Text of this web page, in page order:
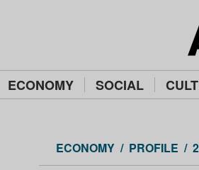
ECONOMY SOCIAL
ECONOMY PROFILE